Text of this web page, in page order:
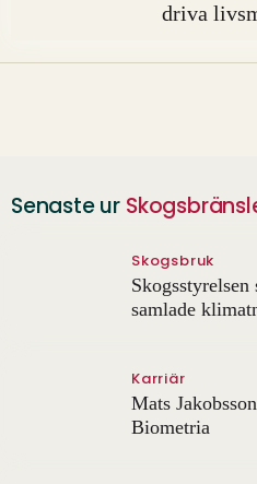
driva
Senaste ur
Skogsbruk
Skogsstyrelsen
samlade
Karriär
Mats
Biometria